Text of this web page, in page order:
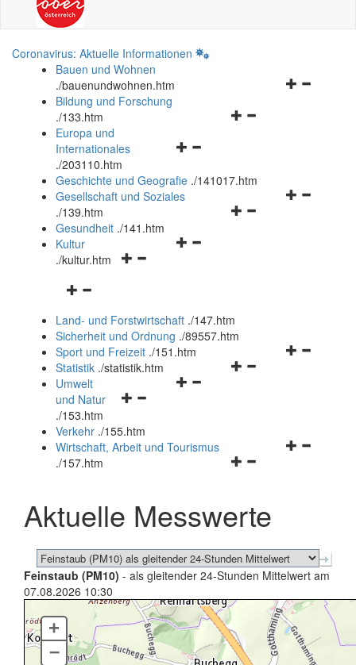
Coronavirus: Aktuelle Informationen
Bauen und Wohnen
./bauenundwohnen.htm
Navigationsmenü
Bildung und Forschung
./133.htm
Navigationsmenü
und
schließen
Europa und
Internationales
./203110.htm
Geschichte und Geografie ./141017.htm
Navigationsmenü
Gesellschaft und Soziales
./139.htm
Navigationsmenü
Gesundheit ./141.htm
Navigationsmenü
Kultur
./kultur.htm
Navigationsmenü
und
schließen
Land- und Forstwirtschaft ./147.htm
Sicherheit und Ordnung ./89557.htm
Navigationsmenü
Sport und Freizeit ./151.htm
Navigationsmenü
Statistik ./statistik.htm
Navigationsmenü
und
schließen
Umwelt
und Natur
./153.htm
Verkehr ./155.htm
Navigationsmenü
schließen
Wirtschaft, Arbeit und Tourismus
./157.htm
Aktuelle Messwerte
Feinstaub (PM10) - als gleitender 24-Stunden Mittelwert am
07.08.2026 10:30
+
–